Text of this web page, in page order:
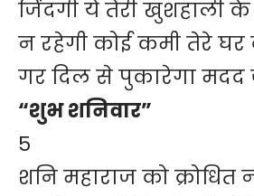
जिंदगी ये तेरी खुशहाली के
न रहेगी कोई कमी तेरे घर
गर दिल से पुकारेगा मदद
“शुभ शनिवार”
5
शनि महाराज को